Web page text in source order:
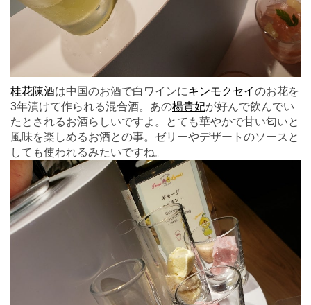
桂花陳酒は中国のお酒で白ワインにキンモクセイのお花を
3年漬けて作られる混合酒。あの楊貴妃が好んで飲んでい
たとされるお酒らしいですよ。とても華やかで甘い匂いと
風味を楽しめるお酒との事。ゼリーやデザートのソースと
しても使われるみたいですね。